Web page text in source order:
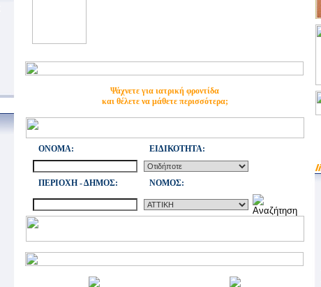
Ψάχνετε για ιατρική φροντίδα
και θέλετε να μάθετε περισσότερα;
ONOMA: ΕΙΔΙΚΟΤΗΤΑ:
ΠΕΡΙΟΧΗ - ΔΗΜΟΣ: NOMOΣ: